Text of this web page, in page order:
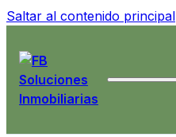
Saltar al contenido principal